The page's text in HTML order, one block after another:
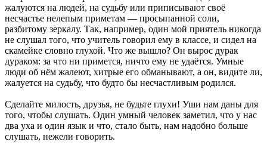
жалуются на людей, на судьбу или приписывают своё
несчастье нелепым приметам — просыпанной соли,
разбитому зеркалу. Так, например, один мой приятель никогда
не слушал того, что учитель говорил ему в классе, и сидел на
скамейке словно глухой. Что же вышло? Он вырос дурак
дураком: за что ни примется, ничто ему не удаётся. Умные
люди об нём жалеют, хитрые его обманывают, а он, видите ли,
жалуется на судьбу, что будто бы несчастливым родился.
Сделайте милость, друзья, не будьте глухи! Уши нам даны для
того, чтобы слушать. Один умный человек заметил, что у нас
два уха и один язык и что, стало быть, нам надобно больше
слушать, нежели говорить.